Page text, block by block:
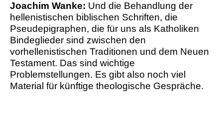
Joachim Wanke: Und die Behandlung der
hellenistischen biblischen Schriften, die
Pseudepigraphen, die für uns als Katholiken
Bindeglieder sind zwischen den
vorhellenistischen Traditionen und dem Neuen
Testament. Das sind wichtige
Problemstellungen. Es gibt also noch viel
Material für künftige theologische Gespräche.